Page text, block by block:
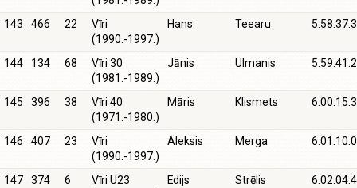
143 466 22
Vīri
(1990.-1997.)
Hans Teearu 5:58:37.3
144 134 68
Vīri 30
(1981.-1989.)
Jānis Ulmanis 5:59:41.2
145 396 38
Vīri 40
(1971.-1980.)
Māris Klismets 6:00:15.3
146 407 23
Vīri
(1990.-1997.)
Aleksis Merga 6:01:10.0
147 374 6
Vīri U23
Edijs Strēlis 6:02:04.4